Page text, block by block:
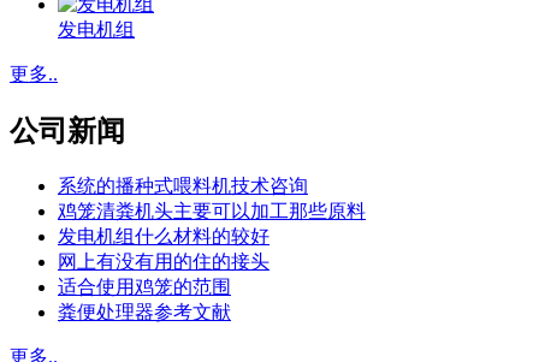
发电机组
更多..
公司新闻
系统的播种式喂料机技术咨询
鸡笼清粪机头主要可以加工那些原料
发电机组什么材料的较好
网上有没有用的住的接头
适合使用鸡笼的范围
粪便处理器参考文献
更多..